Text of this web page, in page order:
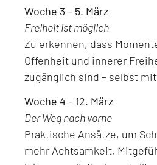
Woche 3 – 5. März
Freiheit ist möglich
Zu erkennen, dass
Offenheit und innerer
zugänglich sind – selbst
Woche 4 – 12. März
Der Weg nach vorne
Praktische Ansätze, um
mehr Achtsamkeit,